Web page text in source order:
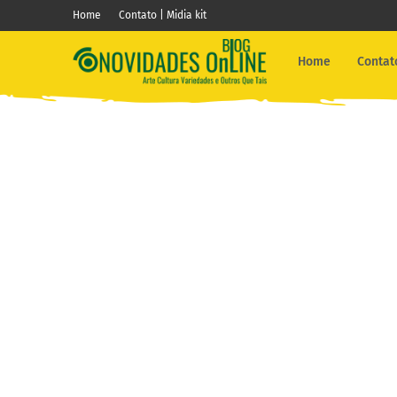
Home Contato | Midia kit
Home